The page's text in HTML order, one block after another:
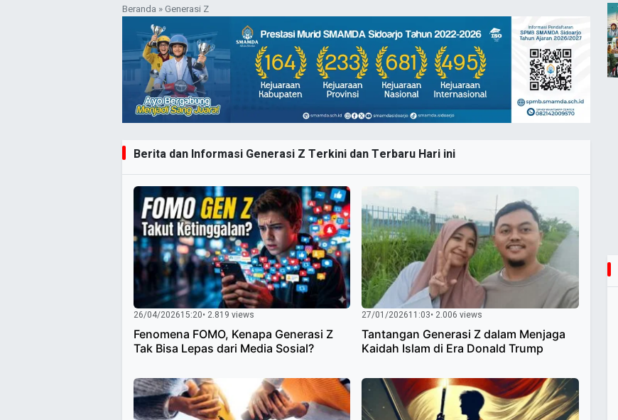
Beranda » Generasi Z
Berita dan Informasi Generasi Z Terkini dan Terbaru Hari ini
26/04/202615:20• 2.819 views
Fenomena FOMO, Kenapa Generasi Z
Tak Bisa Lepas dari Media Sosial?
27/01/202611:03• 2.006 views
Tantangan Generasi Z dalam Menjaga
Kaidah Islam di Era Donald Trump